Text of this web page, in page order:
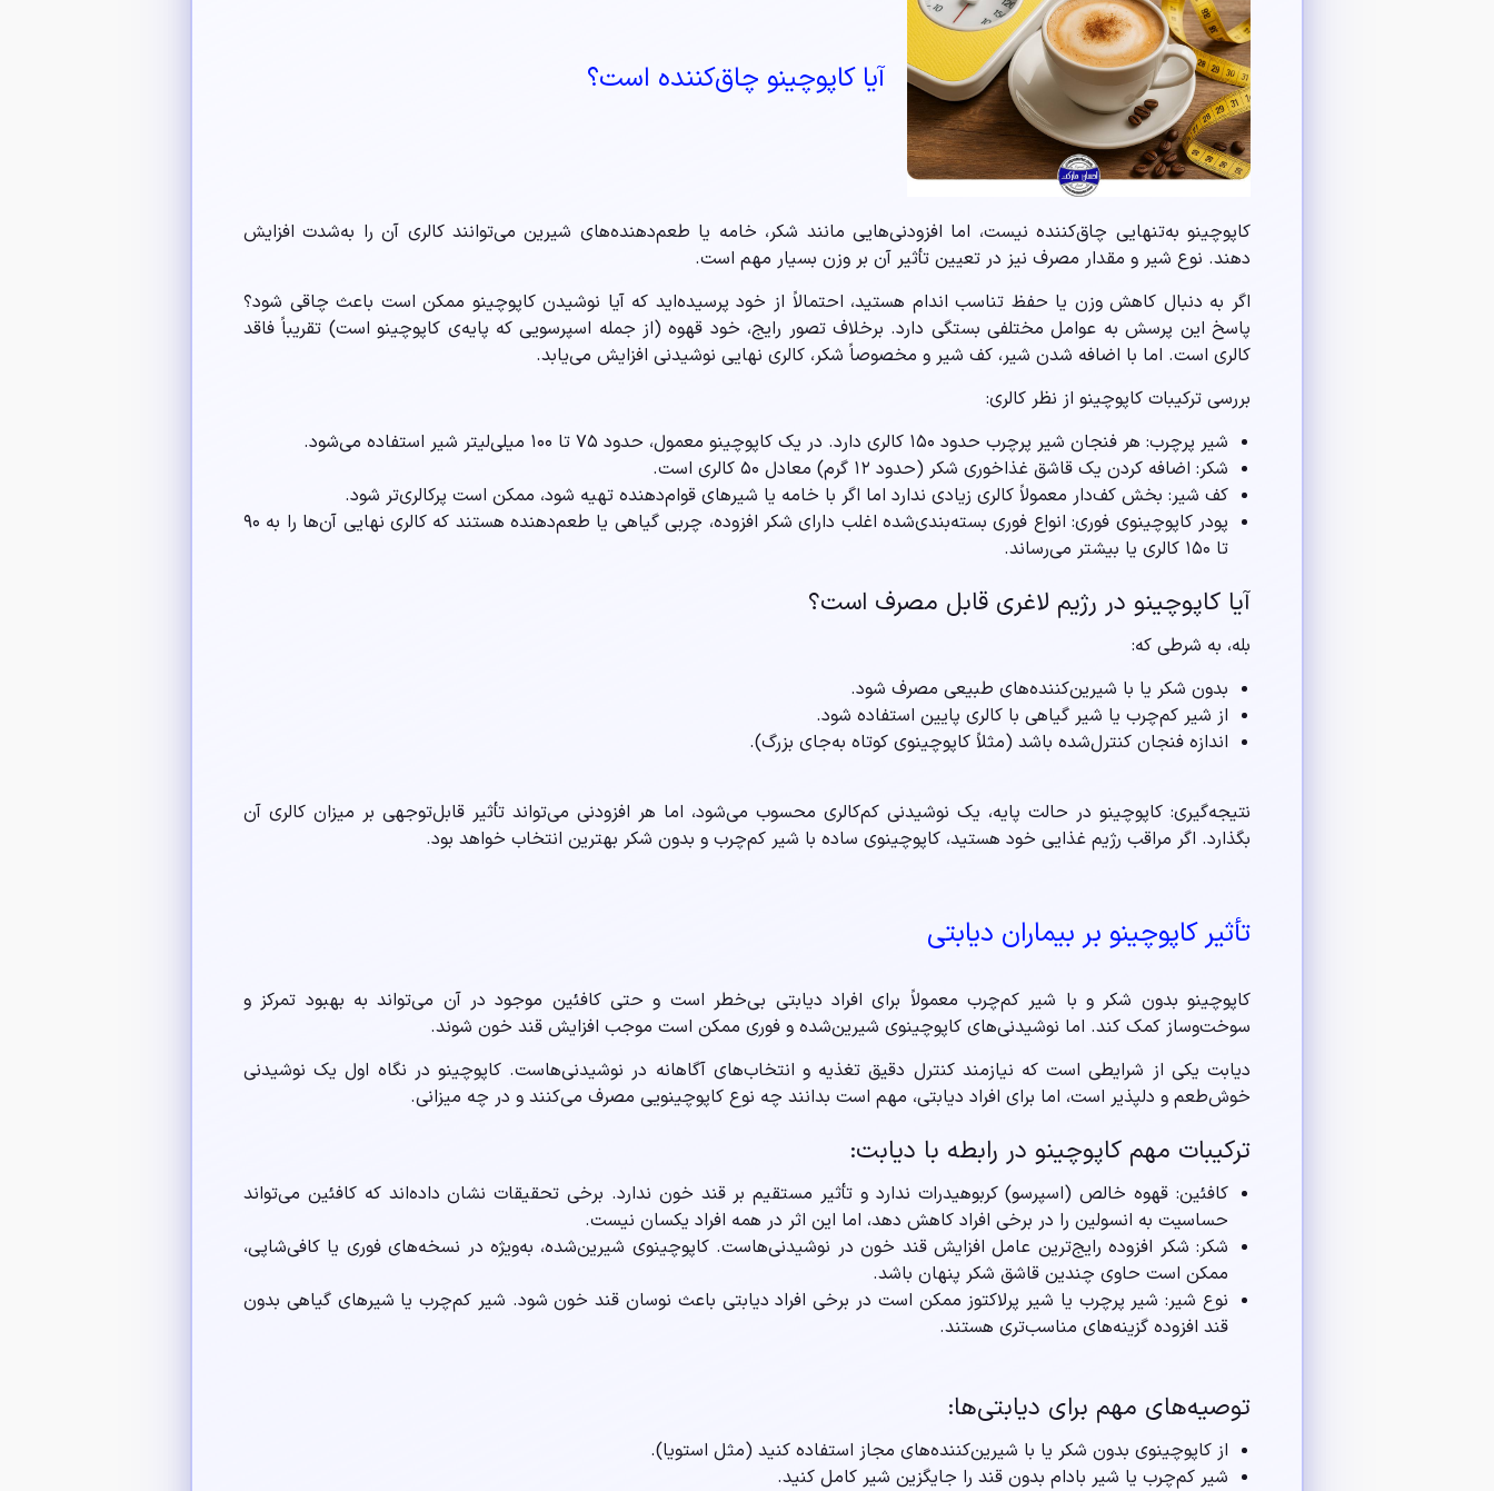
آیا کاپوچینو چاق‌کننده است؟
کاپوچینو به‌تنهایی چاق‌کننده نیست، اما افزودنی‌هایی مانند شکر، خامه یا طعم‌دهنده‌های شیرین می‌توانند کالری آن را به‌شدت افزایش
دهند. نوع شیر و مقدار مصرف نیز در تعیین تأثیر آن بر وزن بسیار مهم است.
اگر به دنبال کاهش وزن یا حفظ تناسب اندام هستید، احتمالاً از خود پرسیده‌اید که آیا نوشیدن کاپوچینو ممکن است باعث چاقی شود؟
پاسخ این پرسش به عوامل مختلفی بستگی دارد. برخلاف تصور رایج، خود قهوه (از جمله اسپرسویی که پایه‌ی کاپوچینو است) تقریباً فاقد
کالری است. اما با اضافه شدن شیر، کف شیر و مخصوصاً شکر، کالری نهایی نوشیدنی افزایش می‌یابد.
بررسی ترکیبات کاپوچینو از نظر کالری:
شیر پرچرب: هر فنجان شیر پرچرب حدود ۱۵۰ کالری دارد. در یک کاپوچینو معمول، حدود ۷۵ تا ۱۰۰ میلی‌لیتر شیر استفاده می‌شود.
شکر: اضافه کردن یک قاشق غذاخوری شکر (حدود ۱۲ گرم) معادل ۵۰ کالری است.
کف شیر: بخش کف‌دار معمولاً کالری زیادی ندارد اما اگر با خامه یا شیرهای قوام‌دهنده تهیه شود، ممکن است پرکالری‌تر شود.
پودر کاپوچینوی فوری: انواع فوری بسته‌بندی‌شده اغلب دارای شکر افزوده، چربی گیاهی یا طعم‌دهنده هستند که کالری نهایی آن‌ها را به ۹۰
تا ۱۵۰ کالری یا بیشتر می‌رساند.
آیا کاپوچینو در رژیم لاغری قابل مصرف است؟
بله، به شرطی که:
بدون شکر یا با شیرین‌کننده‌های طبیعی مصرف شود.
از شیر کم‌چرب یا شیر گیاهی با کالری پایین استفاده شود.
اندازه فنجان کنترل‌شده باشد (مثلاً کاپوچینوی کوتاه به‌جای بزرگ).
نتیجه‌گیری: کاپوچینو در حالت پایه، یک نوشیدنی کم‌کالری محسوب می‌شود، اما هر افزودنی می‌تواند تأثیر قابل‌توجهی بر میزان کالری آن
بگذارد. اگر مراقب رژیم غذایی خود هستید، کاپوچینوی ساده با شیر کم‌چرب و بدون شکر بهترین انتخاب خواهد بود.
تأثیر کاپوچینو بر بیماران دیابتی
کاپوچینو بدون شکر و با شیر کم‌چرب معمولاً برای افراد دیابتی بی‌خطر است و حتی کافئین موجود در آن می‌تواند به بهبود تمرکز و
سوخت‌وساز کمک کند. اما نوشیدنی‌های کاپوچینوی شیرین‌شده و فوری ممکن است موجب افزایش قند خون شوند.
دیابت یکی از شرایطی است که نیازمند کنترل دقیق تغذیه و انتخاب‌های آگاهانه در نوشیدنی‌هاست. کاپوچینو در نگاه اول یک نوشیدنی
خوش‌طعم و دلپذیر است، اما برای افراد دیابتی، مهم است بدانند چه نوع کاپوچینویی مصرف می‌کنند و در چه میزانی.
ترکیبات مهم کاپوچینو در رابطه با دیابت:
کافئین: قهوه خالص (اسپرسو) کربوهیدرات ندارد و تأثیر مستقیم بر قند خون ندارد. برخی تحقیقات نشان داده‌اند که کافئین می‌تواند
حساسیت به انسولین را در برخی افراد کاهش دهد، اما این اثر در همه افراد یکسان نیست.
شکر: شکر افزوده رایج‌ترین عامل افزایش قند خون در نوشیدنی‌هاست. کاپوچینوی شیرین‌شده، به‌ویژه در نسخه‌های فوری یا کافی‌شاپی،
ممکن است حاوی چندین قاشق شکر پنهان باشد.
نوع شیر: شیر پرچرب یا شیر پرلاکتوز ممکن است در برخی افراد دیابتی باعث نوسان قند خون شود. شیر کم‌چرب یا شیرهای گیاهی بدون
قند افزوده گزینه‌های مناسب‌تری هستند.
توصیه‌های مهم برای دیابتی‌ها:
از کاپوچینوی بدون شکر یا با شیرین‌کننده‌های مجاز استفاده کنید (مثل استویا).
شیر کم‌چرب یا شیر بادام بدون قند را جایگزین شیر کامل کنید.